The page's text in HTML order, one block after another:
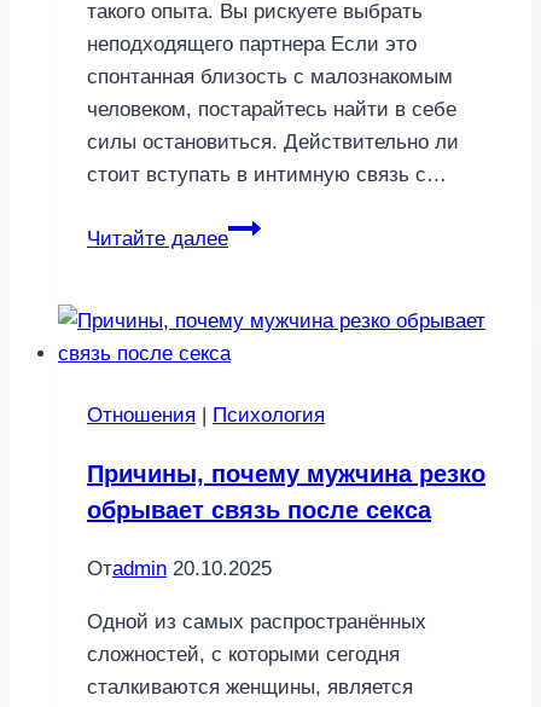
такого опыта. Вы рискуете выбрать
неподходящего партнера Если это
спонтанная близость с малознакомым
человеком, постарайтесь найти в себе
силы остановиться. Действительно ли
стоит вступать в интимную связь с…
Читайте далее
5
ждут
вас
пьяного
Отношения Психология
Причины, почему мужчина резко
обрывает связь после секса
Отadmin 20.10.2025
Одной из самых распространённых
сложностей, с которыми сегодня
сталкиваются женщины, является